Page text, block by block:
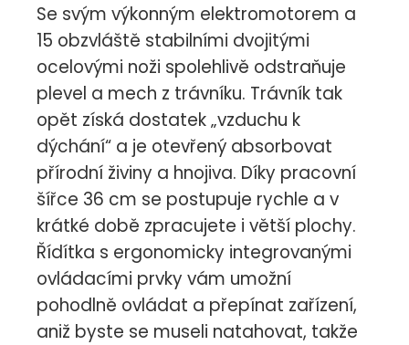
Se svým výkonným elektromotorem a
15 obzvláště stabilními dvojitými
ocelovými noži spolehlivě odstraňuje
plevel a mech z trávníku. Trávník tak
opět získá dostatek „vzduchu k
dýchání“ a je otevřený absorbovat
přírodní živiny a hnojiva. Díky pracovní
šířce 36 cm se postupuje rychle a v
krátké době zpracujete i větší plochy.
Řídítka s ergonomicky integrovanými
ovládacími prvky vám umožní
pohodlně ovládat a přepínat zařízení,
aniž byste se museli natahovat, takže